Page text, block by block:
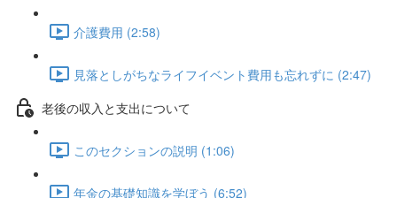
介護費用 (2:58)
見落としがちなライフイベント費用も忘れずに (2:47)
老後の収入と支出について
このセクションの説明 (1:06)
年金の基礎知識を学ぼう (6:52)